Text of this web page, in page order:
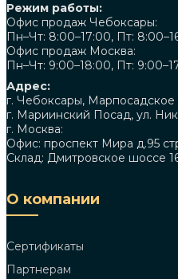
Режим работы:
Офис продаж Чебоксары:
Пн–Чт: 8:00–17:00, Пт:
Офис продаж Москва:
Пн–Чт: 9:00–18:00, Пт:
Адрес:
г. Чебоксары, Марпосадское
г. Мариинский Посад, ул.
г. Москва:
Офис: проспект Мира д.95
Склад: Дмитровское шоссе
О компании
Сертификаты
Партнерам